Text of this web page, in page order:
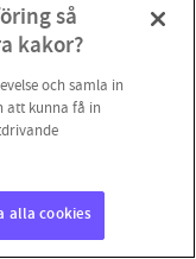
en slant till
så
kakor?
och samla in
att kunna få in
alla cookies